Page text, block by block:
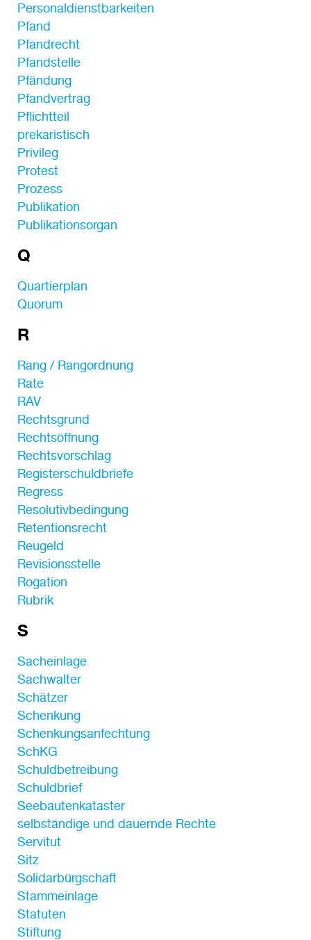
Personaldienstbarkeiten
Pfand
Pfandrecht
Pfandstelle
Pfändung
Pfandvertrag
Pflichtteil
prekaristisch
Privileg
Protest
Prozess
Publikation
Publikationsorgan
Q
Quartierplan
Quorum
R
Rang / Rangordnung
Rate
RAV
Rechtsgrund
Rechtsöffnung
Rechtsvorschlag
Registerschuldbriefe
Regress
Resolutivbedingung
Retentionsrecht
Reugeld
Revisionsstelle
Rogation
Rubrik
S
Sacheinlage
Sachwalter
Schätzer
Schenkung
Schenkungsanfechtung
SchKG
Schuldbetreibung
Schuldbrief
Seebautenkataster
selbständige und dauernde Rechte
Servitut
Sitz
Solidarbürgschaft
Stammeinlage
Statuten
Stiftung